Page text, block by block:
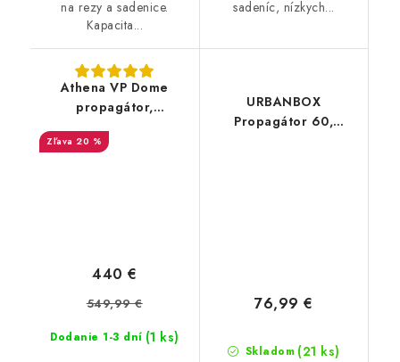
na rezy a sadenice.
Kapacita...
sadeníc, nízkych...
Athena VP Dome
propagátor,
120x45x180 cm
20 %
Dodanie 1-3 dní (1 ks)
440 €
549,99 €
URBANBOX
Propagátor 60,
Skladom (21 ks)
76,99 €